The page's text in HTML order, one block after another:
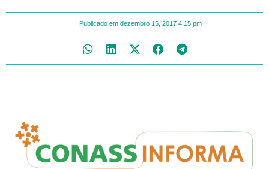
Publicado em dezembro 15, 2017 4:15 pm